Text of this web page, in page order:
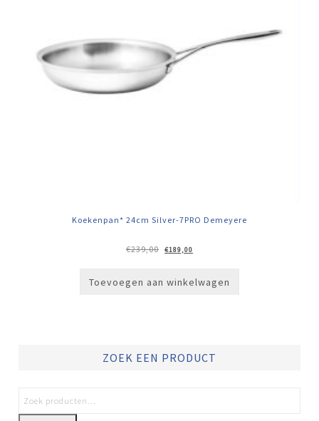
Koekenpan* 24cm Silver-7PRO Demeyere
€239,00
Oorspronkelijke
prijs
€189,00
prijs
Toevoegen aan winkelwagen
ZOEK EEN PRODUCT